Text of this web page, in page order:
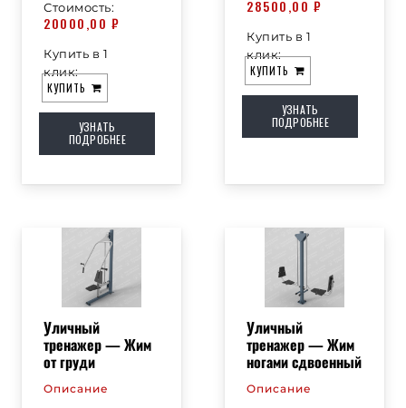
Стоимость:
20000,00 ₽
Купить в 1
клик:
КУПИТЬ
УЗНАТЬ
ПОДРОБНЕЕ
28500,00 ₽
Купить в 1
клик:
КУПИТЬ
УЗНАТЬ
ПОДРОБНЕЕ
Уличный
тренажер — Жим
от груди
Описание
Уличный
тренажер — Жим
ногами сдвоенный
Описание